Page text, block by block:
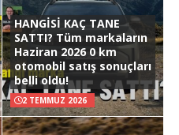
HANGİSİ KAÇ TANE
SATTI? Tüm markaların
Haziran 2026 0 km
otomobil satış sonuçları
belli oldu!
2 TEMMUZ 2026